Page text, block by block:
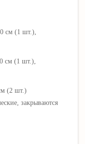
см (1 шт.),
(1 шт.),
шт.)
закрываются